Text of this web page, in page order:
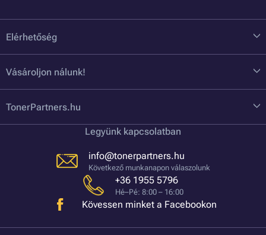
Elérhetőség
Vásároljon nálunk!
TonerPartners.hu
Legyünk kapcsolatban
info@tonerpartners.hu
Következő munkanapon válaszolunk
+36 1955 5796
Hé–Pé: 8:00 – 16:00
Kövessen minket a Facebookon